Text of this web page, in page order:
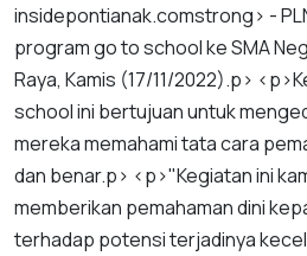
insidepontianak.comstrong> -
programgotoschoolkeSMA
Raya, Kamis (17/11/2022).p> <p>
schoolini bertujuanuntuk
merekamemahamitatacara
dan benar.p> <p>"Kegiatanini
memberikan pemahamandini
terhadap potensiterjadinya